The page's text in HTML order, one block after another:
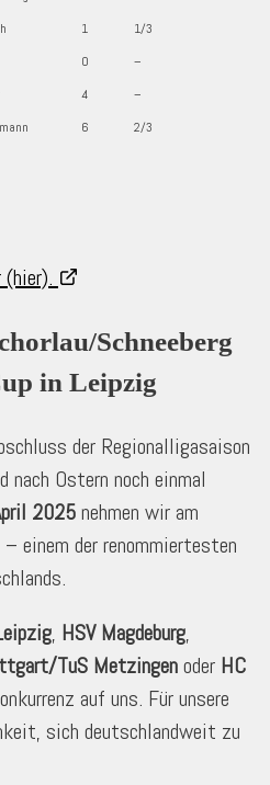
1
1/3
0
–
4
–
6 2/3
Schneeberg
in Leipzig
der Regionalligasaison
nach Ostern noch einmal
2025nehmen wir am
einem der renommiertesten
, HSV Magdeburg,
TuS Metzingenoder HC
auf uns. Für unsere
sich deutschlandweit zu